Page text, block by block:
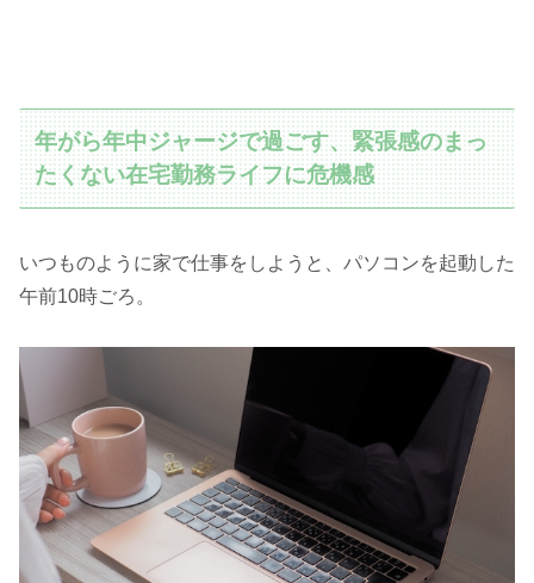
年がら年中ジャージで過ごす、緊張感のまっ
たくない在宅勤務ライフに危機感
いつものように家で仕事をしようと、パソコンを起動した
午前10時ごろ。